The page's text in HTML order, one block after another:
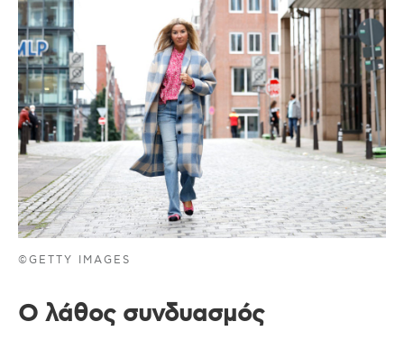
©GETTY IMAGES
Ο λάθος συνδυασμός